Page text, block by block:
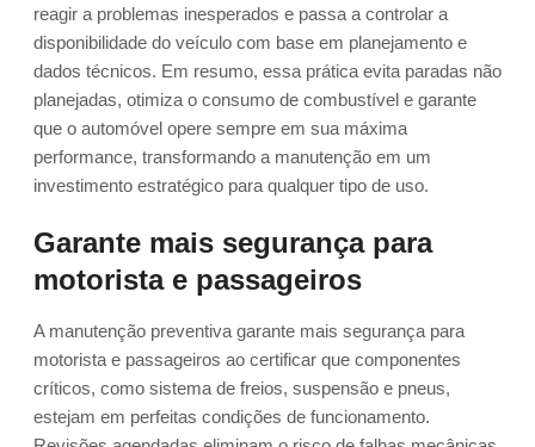
reagir a problemas inesperados e passa a controlar a
disponibilidade do veículo com base em planejamento e
dados técnicos. Em resumo, essa prática evita paradas não
planejadas, otimiza o consumo de combustível e garante
que o automóvel opere sempre em sua máxima
performance, transformando a manutenção em um
investimento estratégico para qualquer tipo de uso.
Garante mais segurança para
motorista e passageiros
A manutenção preventiva garante mais segurança para
motorista e passageiros ao certificar que componentes
críticos, como sistema de freios, suspensão e pneus,
estejam em perfeitas condições de funcionamento.